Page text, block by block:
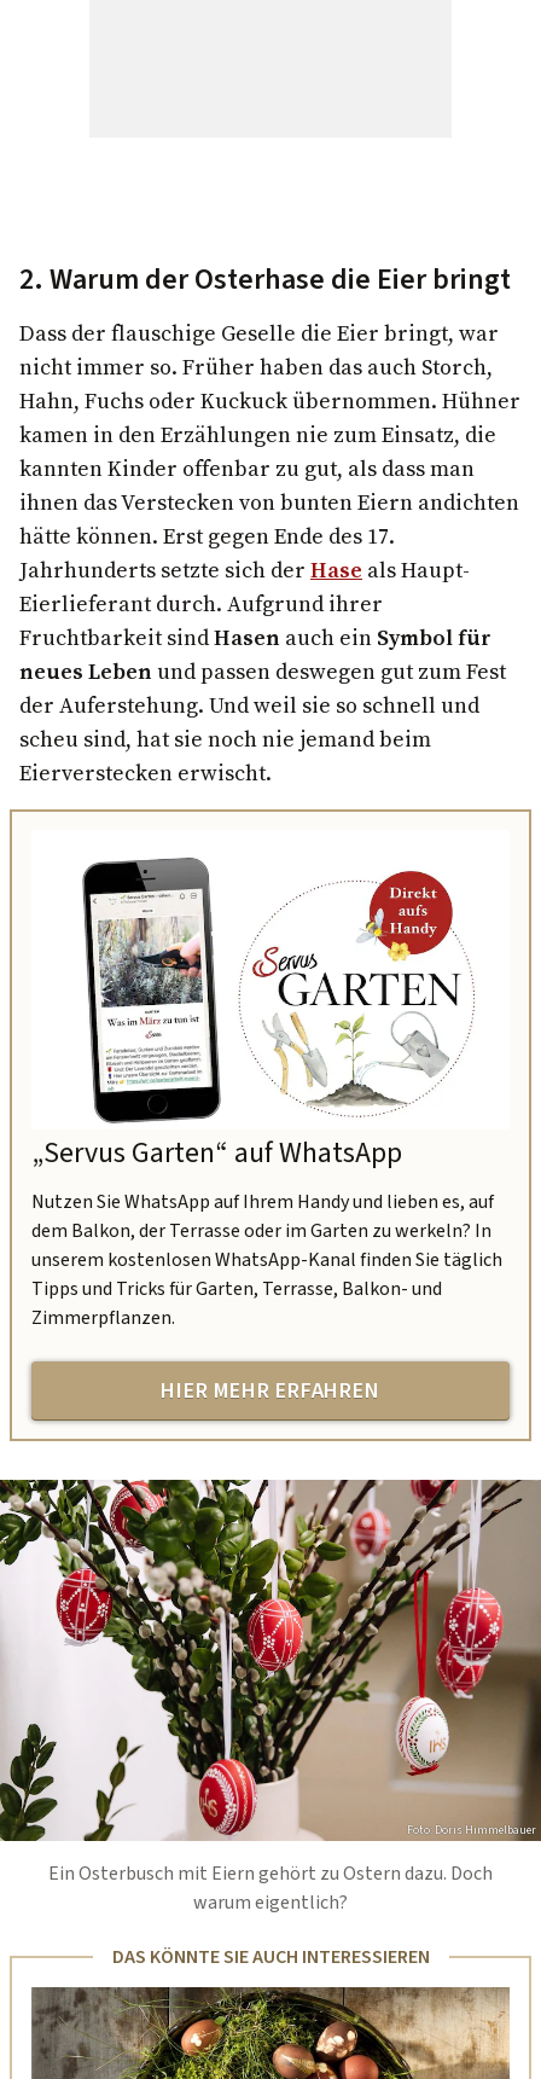
2. Warum der Osterhase die Eier bringt
Dass der flauschige Geselle die Eier bringt, war
nicht immer so. Früher haben das auch Storch,
Hahn, Fuchs oder Kuckuck übernommen. Hühner
kamen in den Erzählungen nie zum Einsatz, die
kannten Kinder offenbar zu gut, als dass man
ihnen das Verstecken von bunten Eiern andichten
hätte können. Erst gegen Ende des 17.
Jahrhunderts setzte sich der Hase als Haupt-
Eierlieferant durch. Aufgrund ihrer
Fruchtbarkeit sindHasen auch ein Symbol für
neues Leben und passen deswegen gut zum Fest
der Auferstehung. Und weil sie so schnell und
scheu sind, hat sie noch nie jemand beim
Eierverstecken erwischt.
„Servus Garten“ auf WhatsApp
Nutzen Sie WhatsApp auf Ihrem Handy und lieben es, auf
dem Balkon, der Terrasse oder im Garten zu werkeln? In
unserem kostenlosen WhatsApp-Kanal finden Sie täglich
Tipps und Tricks für Garten, Terrasse, Balkon- und
Zimmerpflanzen.
HIER MEHR ERFAHREN
Foto: Doris Himmelbauer
Ein Osterbusch mit Eiern gehört zu Ostern dazu. Doch
warum eigentlich?
DAS KÖNNTE SIE AUCH INTERESSIEREN